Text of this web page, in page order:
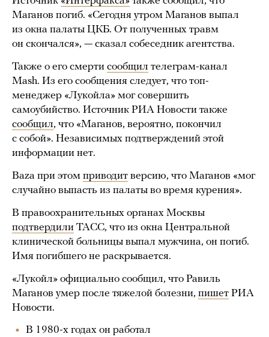
Маганов погиб. «Сегодня утром Маганов выпал
из окна палаты ЦКБ. От полученных травм
он скончался», — сказал собеседник агентства.
Также о его смерти сообщил телеграм-канал
Mash. Из его сообщения следует, что топ-
менеджер «Лукойла» мог совершить
самоубийство. Источник РИА Новости также
сообщил, что «Маганов, вероятно, покончил
с собой». Независимых подтверждений этой
информации нет.
Baza при этом приводит версию, что Маганов «мог
случайно выпасть из палаты во время курения».
В правоохранительных органах Москвы
подтвердили ТАСС, что из окна Центральной
клинической больницы выпал мужчина, он погиб.
Имя погибшего не раскрывается.
«Лукойл» официально сообщил, что Равиль
Маганов умер после тяжелой болезни, пишет РИА
Новости.
В 1980-х годах он работал